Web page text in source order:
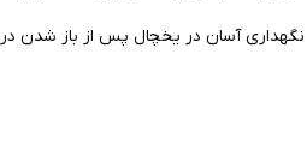
نگهداری آسان در یخچال پس از باز شدن